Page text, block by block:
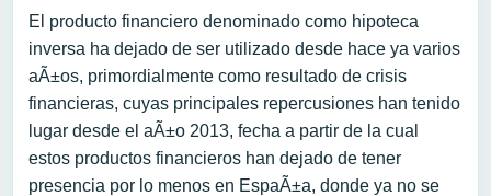
El producto financiero denominado como hipoteca
inversa ha dejado de ser utilizado desde hace ya varios
aÃ±os, primordialmente como resultado de crisis
financieras, cuyas principales repercusiones han tenido
lugar desde el aÃ±o 2013, fecha a partir de la cual
estos productos financieros han dejado de tener
presencia por lo menos en EspaÃ±a, donde ya no se